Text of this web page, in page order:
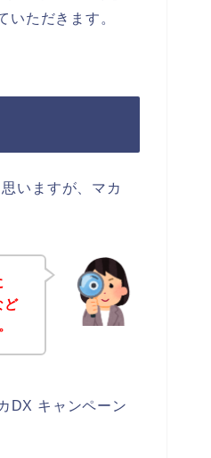
いただきます。
いますが、マカ
ど
DX キャンペーン